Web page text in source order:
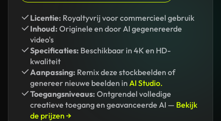
Licentie: Royaltyvrij voor commercieel gebruik
Inhoud: Originele en door AI gegenereerde
video's
Specificaties: Beschikbaar in 4K en HD-
kwaliteit
Aanpassing: Remix deze stockbeelden of
genereer nieuwe beelden in AI Studio.
Toegangsniveaus: Ontgrendel volledige
creatieve toegang en geavanceerde AI — Bekijk
de prijzen →